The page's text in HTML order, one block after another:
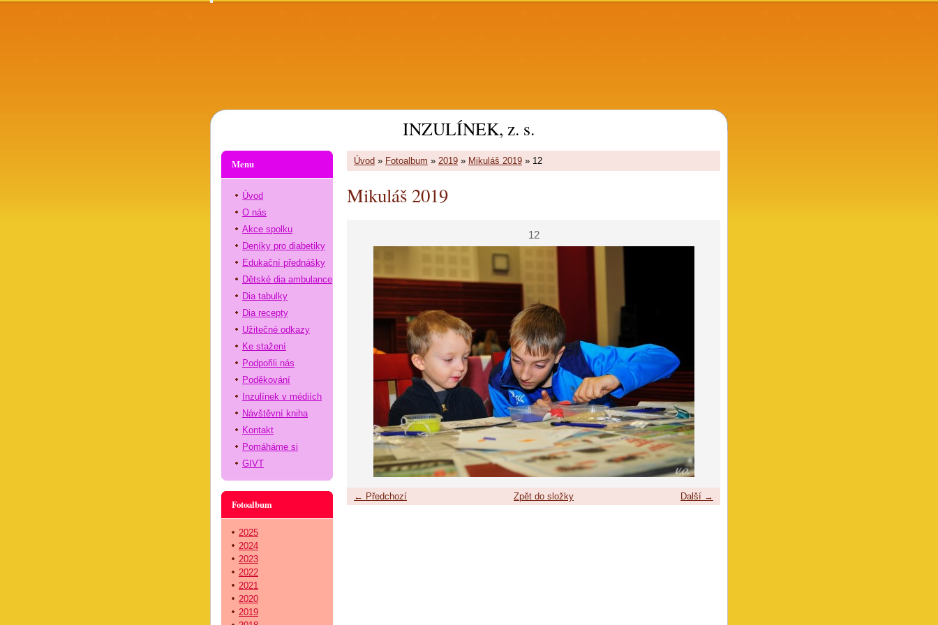
INZULÍNEK, z. s.
Úvod » Fotoalbum » 2019 » Mikuláš 2019 » 12
Mikuláš 2019
12
← Předchozí Další →
Zpět do složky
Menu
Úvod
O nás
Akce spolku
Deníky pro diabetiky
Edukační přednášky
Dětské dia ambulance
Dia tabulky
Dia recepty
Užitečné odkazy
Ke stažení
Podpořili nás
Poděkování
Inzulínek v médiích
Návštěvní kniha
Kontakt
Pomáháme si
GIVT
Fotoalbum
2025
2024
2023
2022
2021
2020
2019